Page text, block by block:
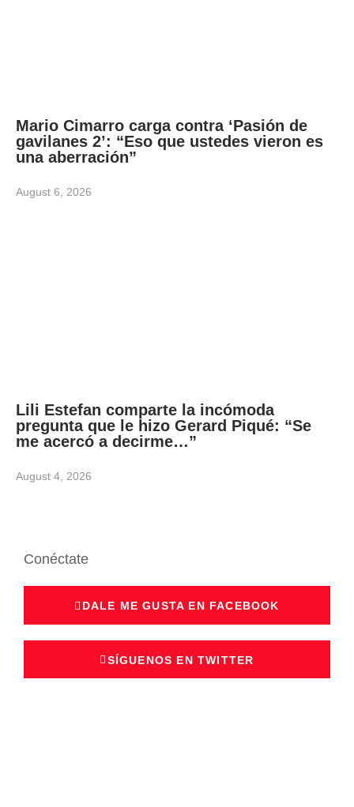
Mario Cimarro carga contra ‘Pasión de
gavilanes 2’: “Eso que ustedes vieron es
una aberración”
August 6, 2026
Lili Estefan comparte la incómoda
pregunta que le hizo Gerard Piqué: “Se
me acercó a decirme…”
August 4, 2026
Conéctate
DALE ME GUSTA EN FACEBOOK
SÍGUENOS EN TWITTER